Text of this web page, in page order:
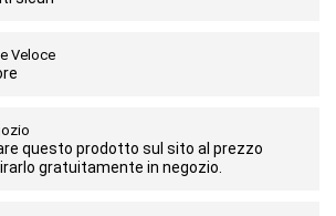
Veloce
questo prodotto sul sito al prezzo
gratuitamente in negozio.